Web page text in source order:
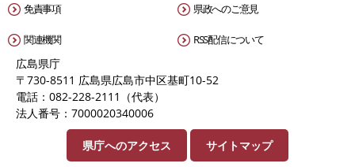
免責事項 県政へのご意見
関連機関 RSS配信について
広島県庁
〒730-8511 広島県広島市中区基町10-52
電話：082-228-2111（代表）
法人番号：7000020340006
県庁へのアクセス サイトマップ